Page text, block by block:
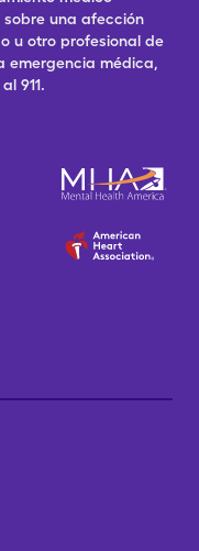
una afección
u otro profesional de
emergencia médica,
911.